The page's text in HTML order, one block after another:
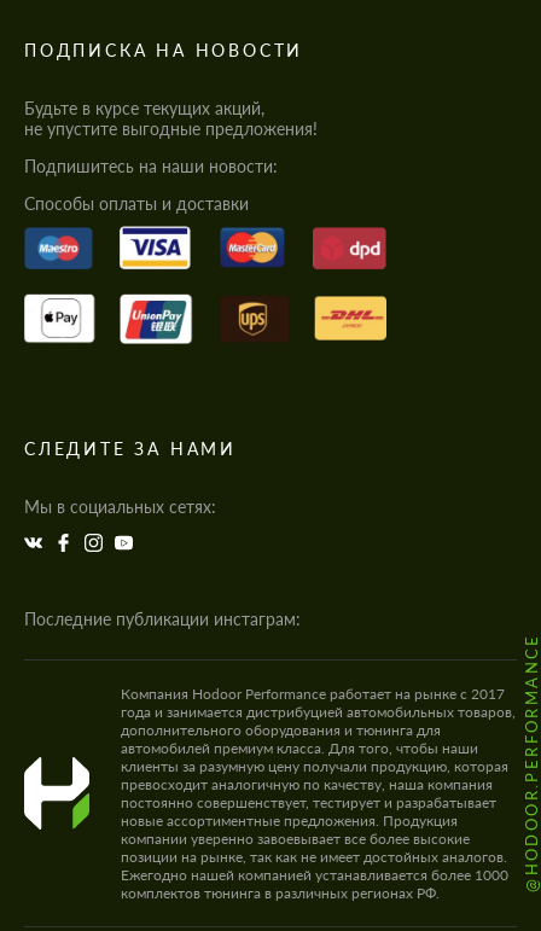
ПОДПИСКА НА НОВОСТИ
Будьте в курсе текущих акций,
не упустите выгодные предложения!
Подпишитесь на наши новости:
Cпособы оплаты и доставки
СЛЕДИТЕ ЗА НАМИ
Мы в социальных сетях:
Последние публикации инстаграм:
@HODOOR.PERFORMANCE
Компания Hodoor Performance работает на рынке с 2017
года и занимается дистрибуцией автомобильных товаров,
дополнительного оборудования и тюнинга для
автомобилей премиум класса. Для того, чтобы наши
клиенты за разумную цену получали продукцию, которая
превосходит аналогичную по качеству, наша компания
постоянно совершенствует, тестирует и разрабатывает
новые ассортиментные предложения. Продукция
компании уверенно завоевывает все более высокие
позиции на рынке, так как не имеет достойных аналогов.
Ежегодно нашей компанией устанавливается более 1000
комплектов тюнинга в различных регионах РФ.